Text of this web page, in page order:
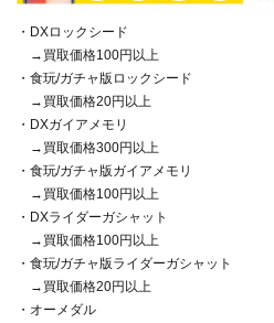
・DXロックシード
→買取価格100円以上
・食玩/ガチャ版ロックシード
→買取価格20円以上
・DXガイアメモリ
→買取価格300円以上
・食玩/ガチャ版ガイアメモリ
→買取価格100円以上
・DXライダーガシャット
→買取価格100円以上
・食玩/ガチャ版ライダーガシャット
→買取価格20円以上
・オーメダル